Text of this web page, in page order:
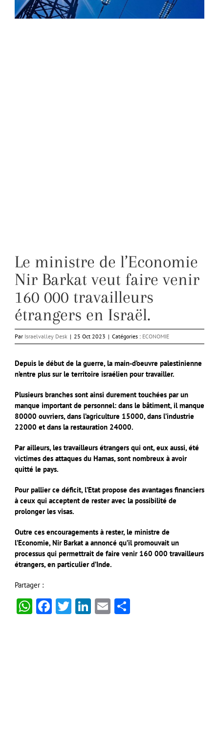
Le ministre de l’Economie
Nir Barkat veut faire venir
160 000 travailleurs
étrangers en Israël.
Par Israelvalley Desk | 25 Oct 2023 | Catégories : ECONOMIE
Depuis le début de la guerre, la main-d’oeuvre palestinienne
n’entre plus sur le territoire israélien pour travailler.
Plusieurs branches sont ainsi durement touchées par un
manque important de personnel: dans le bâtiment, il manque
80000 ouvriers, dans l’agriculture 15000, dans l’industrie
22000 et dans la restauration 24000.
Par ailleurs, les travailleurs étrangers qui ont, eux aussi, été
victimes des attaques du Hamas, sont nombreux à avoir
quitté le pays.
Pour pallier ce déficit, l’Etat propose des avantages financiers
à ceux qui acceptent de rester avec la possibilité de
prolonger les visas.
Outre ces encouragements à rester, le ministre de
l’Economie, Nir Barkat a annoncé qu’il promouvait un
processus qui permettrait de faire venir 160 000 travailleurs
étrangers, en particulier d’Inde.
Partager :
WhatsApp
Facebook
Twitter
LinkedIn
Email